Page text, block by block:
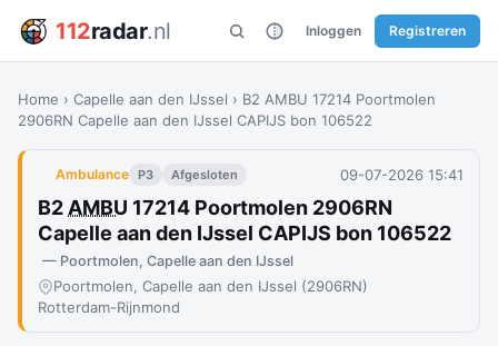
112radar.nl Inloggen Registreren
Home › Capelle aan den IJssel › B2 AMBU 17214 Poortmolen
2906RN Capelle aan den IJssel CAPIJS bon 106522
Ambulance P3 Afgesloten 09-07-2026 15:41
B2 AMBU 17214 Poortmolen 2906RN
Capelle aan den IJssel CAPIJS bon 106522
— Poortmolen, Capelle aan den IJssel
Poortmolen, Capelle aan den IJssel (2906RN)
Rotterdam-Rijnmond